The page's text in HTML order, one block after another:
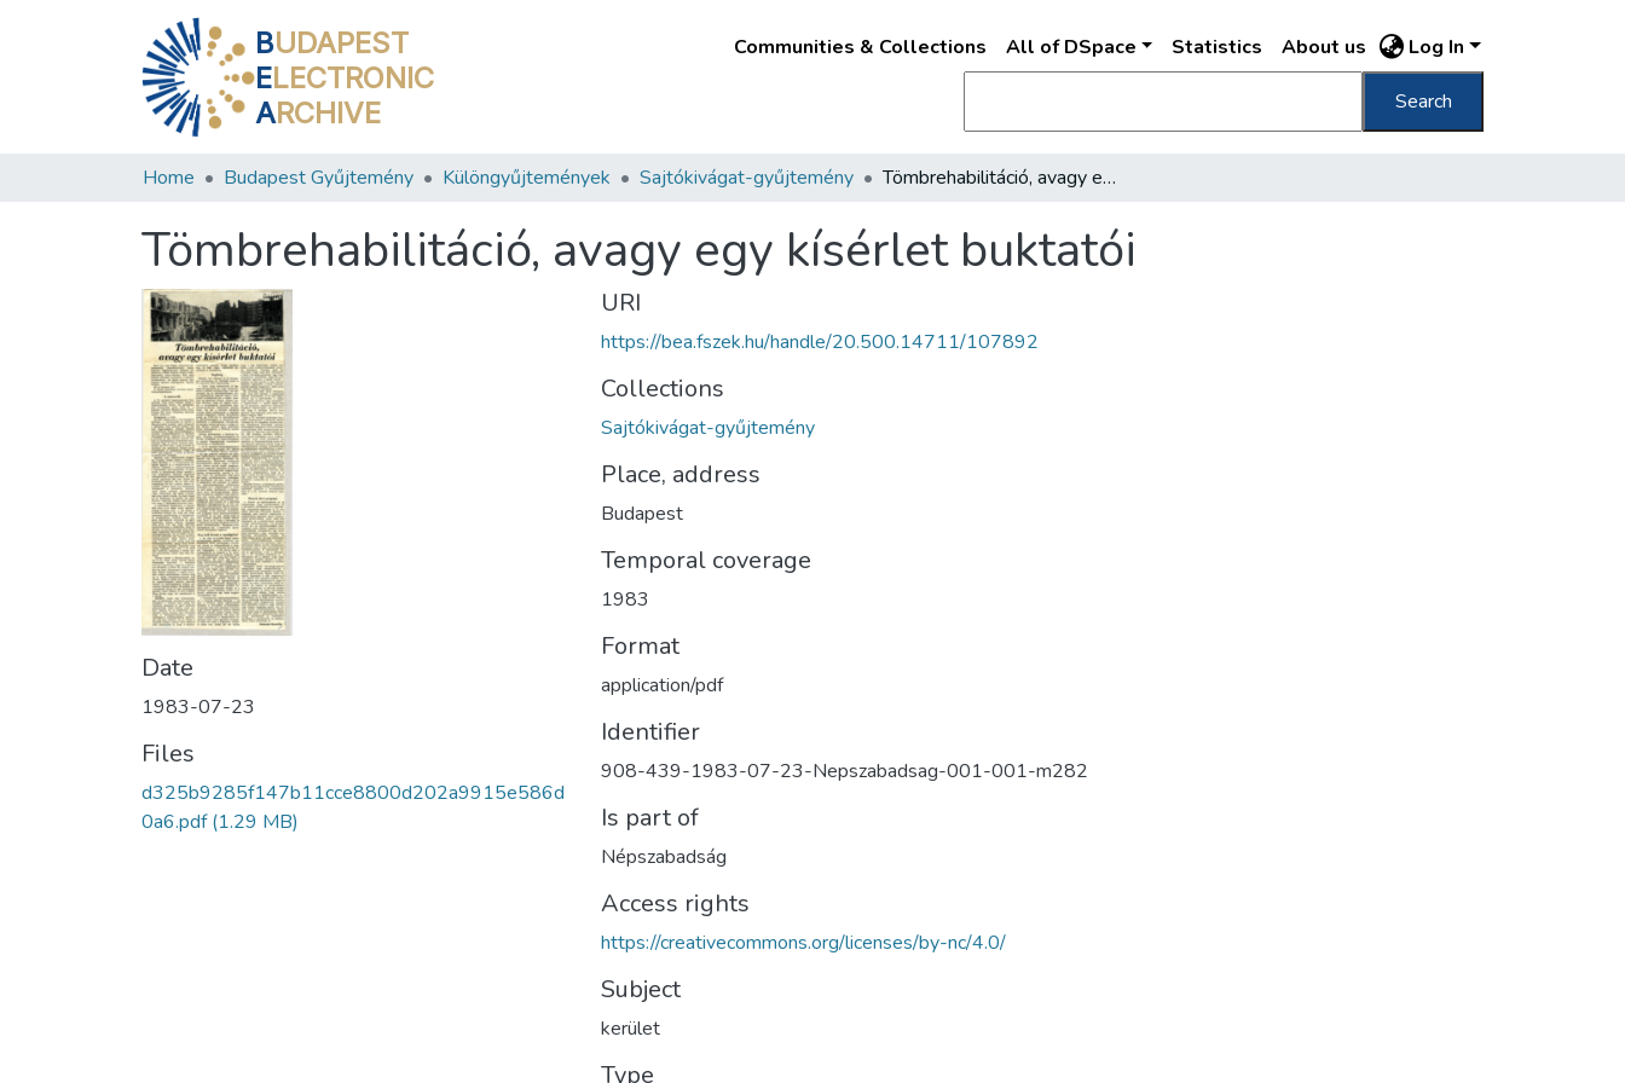
BUDAPEST
ELECTRONIC
ARCHIVE
Communities & Collections All of DSpace Statistics About us Log In
Search
Home Budapest Gyűjtemény Különgyűjtemények Sajtókivágat-gyűjtemény Tömbrehabilitáció, avagy egy kísérlet buktatói
Tömbrehabilitáció, avagy egy kísérlet buktatói
Date
1983-07-23
Files
d325b9285f147b11cce8800d202a9915e586d
0a6.pdf(1.29 MB)
URI
https://bea.fszek.hu/handle/20.500.14711/107892
Collections
Sajtókivágat-gyűjtemény
Place, address
Budapest
Temporal coverage
1983
Format
application/pdf
Identifier
908-439-1983-07-23-Nepszabadsag-001-001-m282
Is part of
Népszabadság
Access rights
https://creativecommons.org/licenses/by-nc/4.0/
Subject
kerület
Type